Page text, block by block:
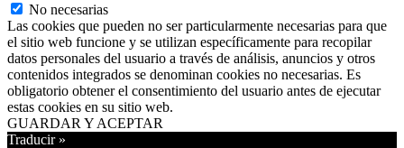
No necesarias
Las cookies que pueden no ser particularmente necesarias para que
el sitio web funcione y se utilizan específicamente para recopilar
datos personales del usuario a través de análisis, anuncios y otros
contenidos integrados se denominan cookies no necesarias. Es
obligatorio obtener el consentimiento del usuario antes de ejecutar
estas cookies en su sitio web.
GUARDAR Y ACEPTAR
Traducir »